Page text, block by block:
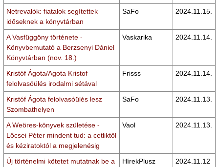
Netrevalók: fiatalok segítettek
időseknek a könyvtárban
SaFo 2024.11.15.
A Vasfüggöny története -
Könyvbemutató a Berzsenyi Dániel
Könyvtárban (nov. 18.)
Vaskarika 2024.11.14.
Kristóf Ágota/Agota Kristof
felolvasóülés irodalmi sétával
Frisss 2024.11.14.
Kristóf Ágota felolvasóülés lesz
Szombathelyen
SaFo 2024.11.13.
A Weöres-könyvek születése -
Lőcsei Péter mindent tud: a cetliktől
és kéziratoktól a megjelenésig
Vaol 2024.11.13.
Új történelmi kötetet mutatnak be a
HírekPlusz 2024.11.12